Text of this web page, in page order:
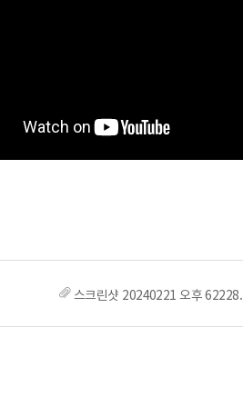
스크린샷 20240221 오후